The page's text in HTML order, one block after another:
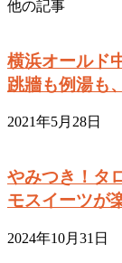
他の記事
横浜オールド
跳牆も例湯も
2021年5月28日
やみつき！タ
モスイーツが
2024年10月31日